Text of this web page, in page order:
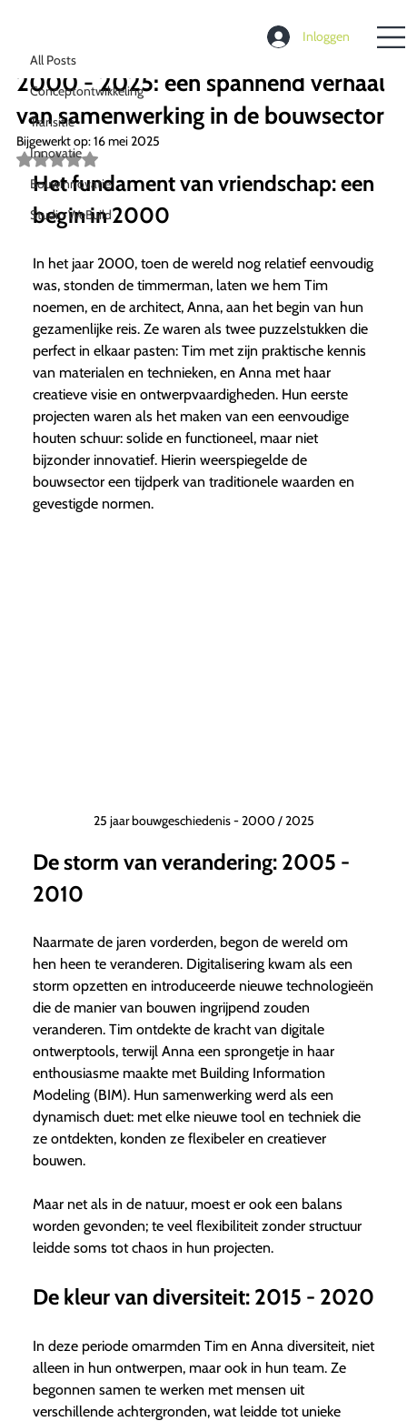
Inloggen
All Posts
Conceptontwikkeling
Transitie
Innovatie
Bouwinnovatie
Studio WeBuild
2000 - 2025: een spannend verhaal
van samenwerking in de bouwsector
3 minuten om te lezen
Bijgewerkt op:16 mei 2025
Beoordeeld
met
NaN
uit
5
Het fundament van vriendschap: een
begin in 2000
In het jaar 2000, toen de wereld nog relatief eenvoudig
was, stonden de timmerman, laten we hem Tim
noemen, en de architect, Anna, aan het begin van hun
gezamenlijke reis. Ze waren als twee puzzelstukken die
perfect in elkaar pasten: Tim met zijn praktische kennis
van materialen en technieken, en Anna met haar
creatieve visie en ontwerpvaardigheden. Hun eerste
projecten waren als het maken van een eenvoudige
houten schuur: solide en functioneel, maar niet
bijzonder innovatief. Hierin weerspiegelde de
bouwsector een tijdperk van traditionele waarden en
gevestigde normen.
25 jaar bouwgeschiedenis - 2000 / 2025
De storm van verandering: 2005 -
2010
Naarmate de jaren vorderden, begon de wereld om
hen heen te veranderen. Digitalisering kwam als een
storm opzetten en introduceerde nieuwe technologieën
die de manier van bouwen ingrijpend zouden
veranderen. Tim ontdekte de kracht van digitale
ontwerptools, terwijl Anna een sprongetje in haar
enthousiasme maakte met Building Information
Modeling (BIM). Hun samenwerking werd als een
dynamisch duet: met elke nieuwe tool en techniek die
ze ontdekten, konden ze flexibeler en creatiever
bouwen.
Maar net als in de natuur, moest er ook een balans
worden gevonden; te veel flexibiliteit zonder structuur
leidde soms tot chaos in hun projecten.
De kleur van diversiteit: 2015 - 2020
In deze periode omarmden Tim en Anna diversiteit, niet
alleen in hun ontwerpen, maar ook in hun team. Ze
begonnen samen te werken met mensen uit
verschillende achtergronden, wat leidde tot unieke